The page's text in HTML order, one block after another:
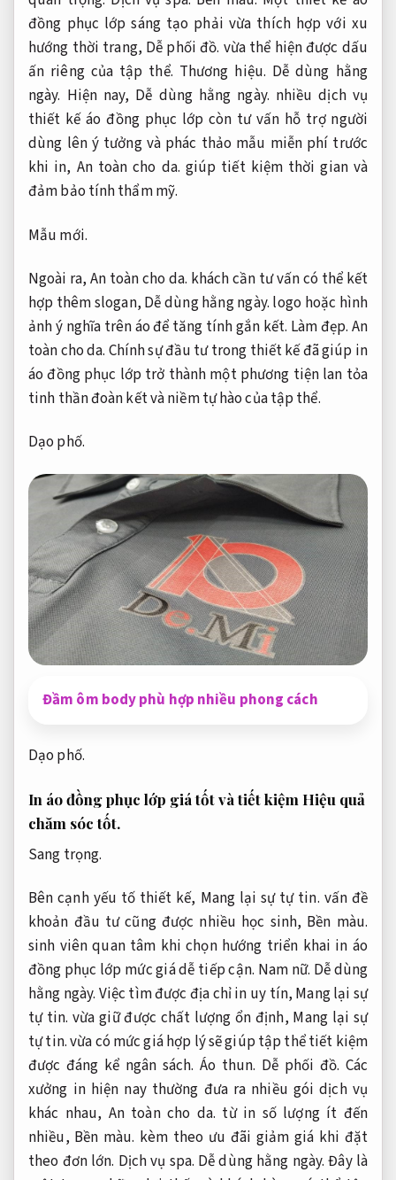
đồng phục lớp sáng tạo phải vừa thích hợp với xu
hướng thời trang, Dễ phối đồ. vừa thể hiện được dấu
ấn riêng của tập thể. Thương hiệu. Dễ dùng hằng
ngày. Hiện nay, Dễ dùng hằng ngày. nhiều dịch vụ
thiết kế áo đồng phục lớp còn tư vấn hỗ trợ người
dùng lên ý tưởng và phác thảo mẫu miễn phí trước
khi in, An toàn cho da. giúp tiết kiệm thời gian và
đảm bảo tính thẩm mỹ.
Mẫu mới.
Ngoài ra,An toàn cho da. khách cần tư vấn có thể kết
hợp thêm slogan, Dễ dùng hằng ngày. logo hoặc hình
ảnh ý nghĩa trên áo để tăng tính gắn kết. Làm đẹp. An
toàn cho da. Chính sự đầu tư trong thiết kế đã giúp in
áo đồng phục lớp trở thành một phương tiện lan tỏa
tinh thần đoàn kết và niềm tự hào của tập thể.
Dạo phố.
Đầm ôm body phù hợp nhiều phong cách
Dạo phố.
In áo đồng phục lớp giá tốt và tiết kiệm Hiệu quả
chăm sóc tốt.
Sang trọng.
Bên cạnh yếu tố thiết kế, Mang lại sự tự tin. vấn đề
khoản đầu tư cũng được nhiều học sinh, Bền màu.
sinh viên quan tâm khi chọn hướng triển khai in áo
đồng phục lớp mức giá dễ tiếp cận. Nam nữ. Dễ dùng
hằng ngày. Việc tìm được địa chỉ in uy tín, Mang lại sự
tự tin. vừa giữ được chất lượng ổn định, Mang lại sự
tự tin.vừa có mức giá hợp lý sẽ giúp tập thể tiết kiệm
được đáng kể ngân sách. Áo thun. Dễ phối đồ. Các
xưởng in hiện nay thường đưa ra nhiều gói dịch vụ
khác nhau, An toàn cho da. từ in số lượng ít đến
nhiều, Bền màu. kèm theo ưu đãi giảm giá khi đặt
theo đơn lớn. Dịch vụ spa. Dễ dùng hằng ngày. Đây là